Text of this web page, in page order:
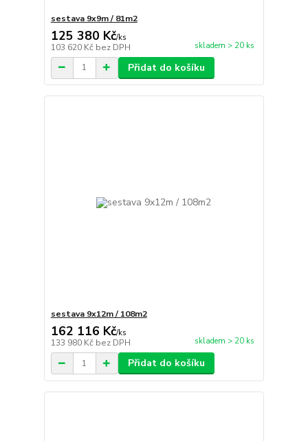
sestava 9x9m / 81m2
125 380 Kč/ks
103 620 Kč bez DPH skladem > 20 ks
Přidat do košíku
sestava 9x12m / 108m2
162 116 Kč/ks
133 980 Kč bez DPH skladem > 20 ks
Přidat do košíku